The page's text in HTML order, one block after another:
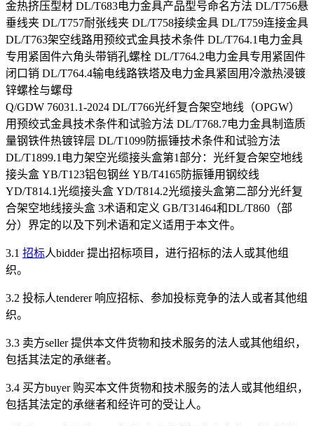
金热挤压型材 DL/T683电力金具产品型号命名方法 DL/T756悬
垂线夹 DL/T757耐张线夹 DL/T758接续金具 DL/T759连接金具
DL/T763架空线路用预绞式金具技术条件 DL/T764.1电力金具
专用紧固件六角头带销孔螺栓 DL/T764.2电力金具专用紧固件
闭口销 DL/T764.4输电线路铁塔及电力金具紧固用冷激热浸镀
锌螺栓与螺母
Q/GDW 76031.1-2024 DL/T766光纤复合架空地线（OPGW）
用预绞式金具技术条件和试验方法 DL/T768.7电力金具制造质
量钢铁件热镀锌层 DL/T1099防振锤技术条件和试验方法
DL/T1899.1电力架空光缆接头盒第1部分：光纤复合架空地线
接头盒 YB/T123铝包钢丝 YB/T4165防振锤用钢绞线
YD/T814.1光缆接头盒 YD/T814.2光缆接头盒第二部分光纤复
合架空地线接头盒 3术语和定义 GB/T31464和DL/T860（部
分）界定的以及下列术语和定义适用于本文件。
3.1 招标人bidder 提出招标项目，进行招标的法人或其他组
织。
3.2 投标人tenderer 响应招标、参加投标竞争的法人或者其他组
织。
3.3 卖方seller 提供本文件货物和技术服务的法人或其他组织，
包括其法定的承继者。
3.4 买方buyer 购买本文件货物和技术服务的法人或其他组织，
包括其法定的承继者和经许可的受让人。